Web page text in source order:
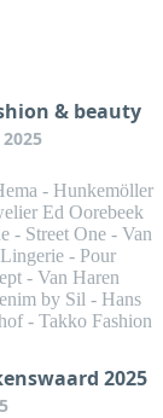
& beauty
- Hunkemöller
Ed Oorebeek
- Street One - Van
- Pour
- Van Haren
by Sil - Hans
- Takko Fashion
2025